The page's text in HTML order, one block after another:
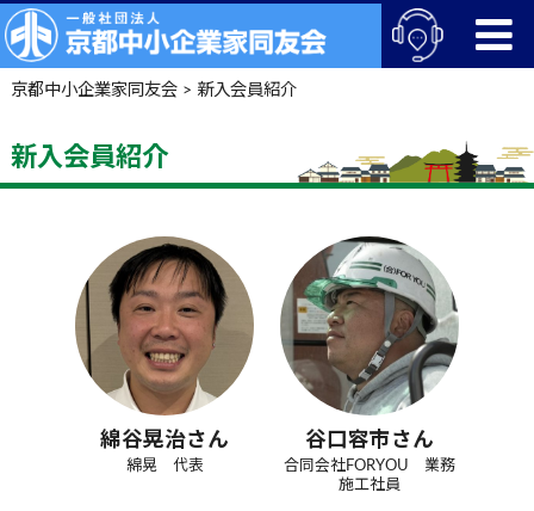
京都中小企業家同友会> 新入会員紹介
新入会員紹介
綿谷晃治さん
綿晃 代表
谷口容市さん
合同会社FORYOU 業務
施工社員